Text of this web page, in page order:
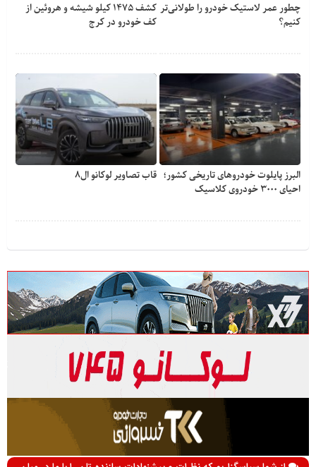
چطور عمر لاستیک خودرو را طولانی‌تر
کنیم؟
کشف ۱۴۷۵ کیلو شیشه و هروئین از
کف خودرو در کرج
البرز پایلوت خودروهای تاریخی کشور؛
احیای ۳۰۰۰ خودروی کلاسیک
قاب تصاویر لوکانو ال۸